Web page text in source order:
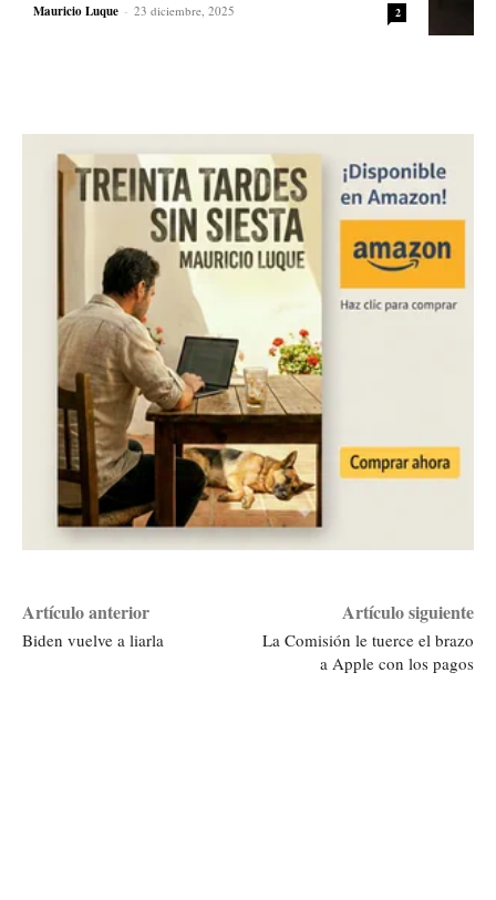
Mauricio Luque - 23 diciembre, 2025 2
Artículo anterior
Biden vuelve a liarla
Artículo siguiente
La Comisión le tuerce el brazo
a Apple con los pagos